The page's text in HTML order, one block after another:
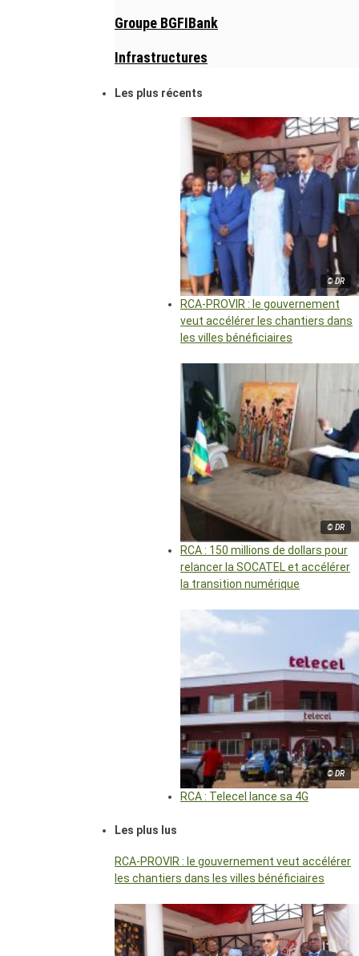
Groupe BGFIBank
Infrastructures
Les plus récents
© DR
RCA-PROVIR : le gouvernement
veut accélérer les chantiers dans
les villes bénéficiaires
© DR
RCA : 150 millions de dollars pour
relancer la SOCATEL et accélérer
la transition numérique
© DR
RCA : Telecel lance sa 4G
Les plus lus
RCA-PROVIR : le gouvernement veut accélérer
les chantiers dans les villes bénéficiaires